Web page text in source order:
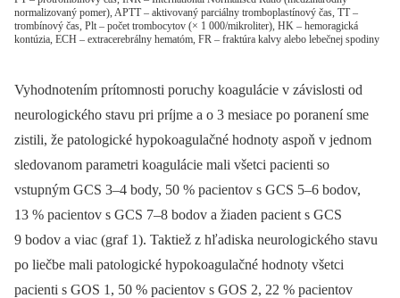
normalizovaný pomer), APTT – aktivovaný parciálny tromboplastínový čas, TT –
trombínový čas, Plt – počet trombocytov (× 1 000/mikroliter), HK – hemoragická
kontúzia, ECH – extracerebrálny hematóm, FR – fraktúra kalvy alebo lebečnej spodiny
Vyhodnotením prítomnosti poruchy koagulácie v závislosti od
neurologického stavu pri príjme a o 3 mesiace po poranení sme
zistili, že patologické hypokoagulačné hodnoty aspoň v jednom
sledovanom parametri koagulácie mali všetci pacienti so
vstupným GCS 3–4 body, 50 % pacientov s GCS 5–6 bodov,
13 % pa­cientov s GCS 7–8 bodov a žiaden pacient s GCS
9 bodov a viac (graf 1). Taktiež z hľadiska neurologického stavu
po liečbe mali patologické hypokoagulačné hodnoty všetci
pacienti s GOS 1, 50 % pa­cientov s GOS 2, 22 % pacientov